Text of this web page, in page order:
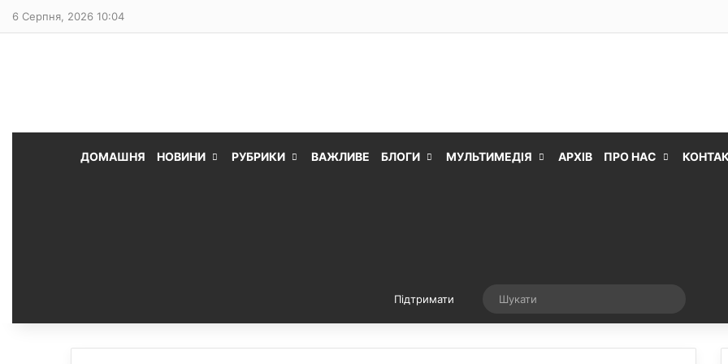
6 Серпня, 2026 10:04
ДОМАШНЯ НОВИНИ РУБРИКИ ВАЖЛИВЕ БЛОГИ МУЛЬТИМЕДІЯ АРХІВ ПРО НАС
Підтримати Випадкова стаття